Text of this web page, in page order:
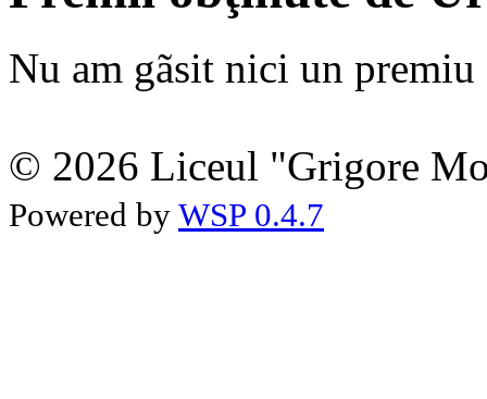
Nu am gãsit nici un premiu
© 2026 Liceul "Grigore
Powered by WSP 0.4.7